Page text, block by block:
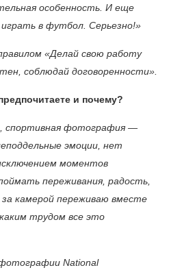
особенность. И еще
в футбол. Серьезно!»
«Делай свою работу
соблюдай договоренности».
и почему?
спортивная фотография —
эмоции, нет
моментов
переживания, радость,
камерой переживаю вместе
трудом все это
National